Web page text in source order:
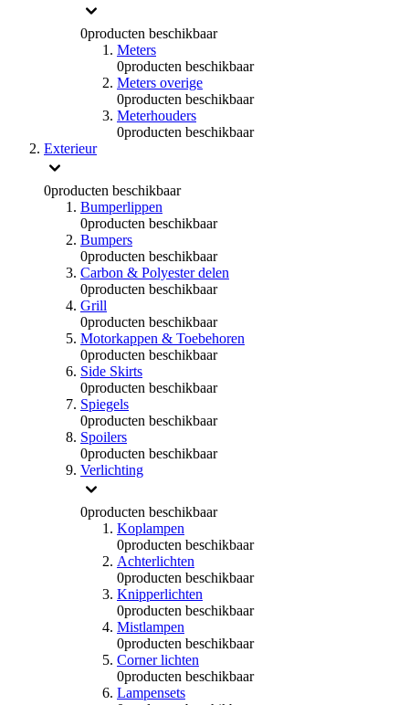
0producten beschikbaar
Meters
0producten beschikbaar
Meters overige
0producten beschikbaar
Meterhouders
0producten beschikbaar
Exterieur
0producten beschikbaar
Bumperlippen
0producten beschikbaar
Bumpers
0producten beschikbaar
Carbon & Polyester delen
0producten beschikbaar
Grill
0producten beschikbaar
Motorkappen & Toebehoren
0producten beschikbaar
Side Skirts
0producten beschikbaar
Spiegels
0producten beschikbaar
Spoilers
0producten beschikbaar
Verlichting
0producten beschikbaar
Koplampen
0producten beschikbaar
Achterlichten
0producten beschikbaar
Knipperlichten
0producten beschikbaar
Mistlampen
0producten beschikbaar
Corner lichten
0producten beschikbaar
Lampensets